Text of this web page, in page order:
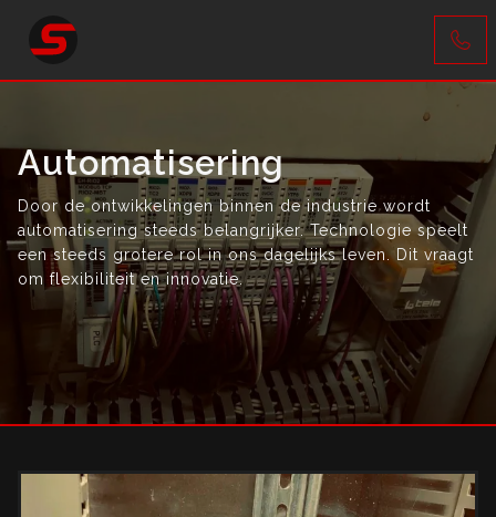
Automatisering
Door de ontwikkelingen binnen de industrie wordt
automatisering steeds belangrijker. Technologie speelt
een steeds grotere rol in ons dagelijks leven. Dit vraagt
om flexibiliteit en innovatie.